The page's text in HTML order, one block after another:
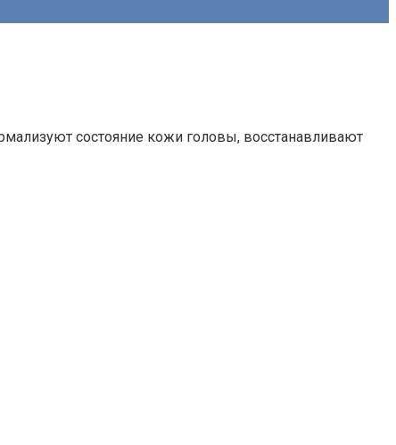
состояние кожи головы, восстанавливают